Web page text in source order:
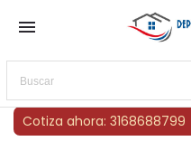
Buscar
Cotiza ahora: 3168688799